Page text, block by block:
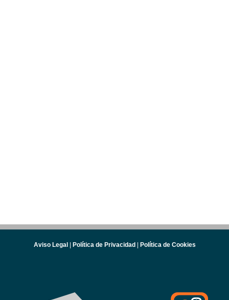
Aviso Legal Política de Privacidad Política de Cookies